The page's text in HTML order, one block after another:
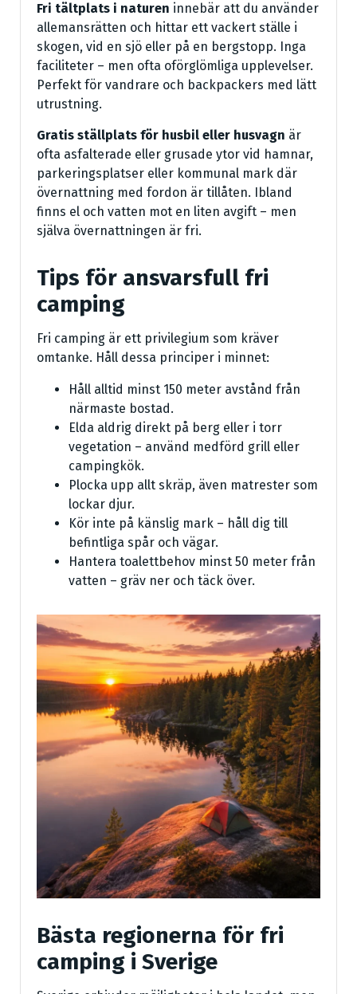
Fri tältplats i naturen innebär att du använder
allemansrätten och hittar ett vackert ställe i
skogen, vid en sjö eller på en bergstopp. Inga
faciliteter – men ofta oförglömliga upplevelser.
Perfekt för vandrare och backpackers med lätt
utrustning.
Gratis ställplats för husbil eller husvagn är
ofta asfalterade eller grusade ytor vid hamnar,
parkeringsplatser eller kommunal mark där
övernattning med fordon är tillåten. Ibland
finns el och vatten mot en liten avgift – men
själva övernattningen är fri.
Tips för ansvarsfull fri
camping
Fri camping är ett privilegium som kräver
omtanke. Håll dessa principer i minnet:
Håll alltid minst 150 meter avstånd från
närmaste bostad.
Elda aldrig direkt på berg eller i torr
vegetation – använd medförd grill eller
campingkök.
Plocka upp allt skräp, även matrester som
lockar djur.
Kör inte på känslig mark – håll dig till
befintliga spår och vägar.
Hantera toalettbehov minst 50 meter från
vatten – gräv ner och täck över.
Bästa regionerna för fri
camping i Sverige